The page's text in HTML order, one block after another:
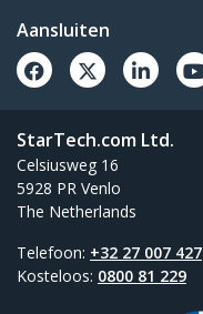
Aansluiten
StarTech.com Ltd.
Celsiusweg 16
5928 PR Venlo
The Netherlands
Telefoon: +32 27 007 427
Kosteloos: 0800 81 229